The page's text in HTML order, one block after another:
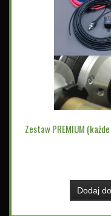
Zestaw PREMIUM
Dodaj